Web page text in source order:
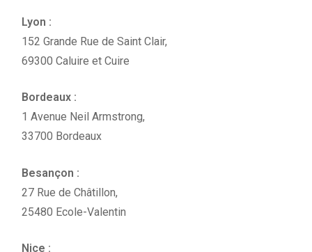
Lyon :
152 Grande Rue de Saint Clair,
69300 Caluire et Cuire
Bordeaux :
1 Avenue Neil Armstrong,
33700 Bordeaux
Besançon :
27 Rue de Châtillon,
25480 Ecole-Valentin
Nice :